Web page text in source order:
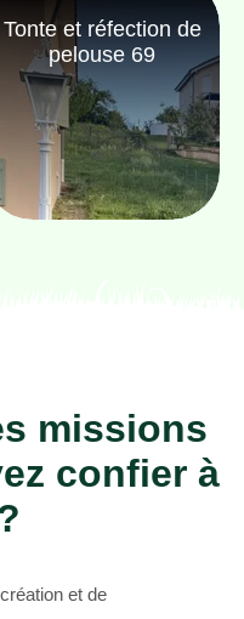
Tonte et réfection de
pelouse 69
missions
confier à
et de